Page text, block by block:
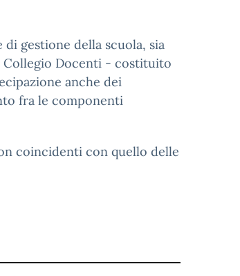
gestione della scuola, sia
Collegio Docenti - costituito
anche dei
fra le componenti
coincidenti con quello delle